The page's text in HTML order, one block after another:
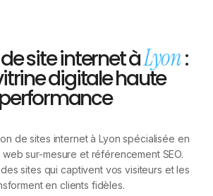
site internet àLyon:
digitale haute
performance
de sites internet à Lyon spécialisée en
sur-mesure et référencement SEO.
sites qui captivent vos visiteurs et les
en clients fidèles.